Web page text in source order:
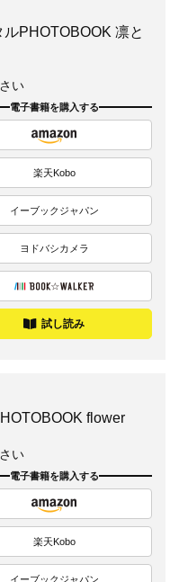
ルPHOTOBOOK 凛と
い
電子書籍を購入する
楽天Kobo
イーブックジャパン
ヨドバシカメラ
試し読み
flower
い
電子書籍を購入する
楽天Kobo
イーブックジャパン